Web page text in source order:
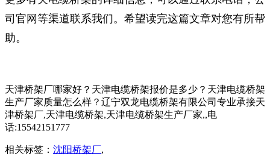
司官网等渠道联系我们。希望读完这篇文章对您有所帮
助。
天津桥架厂哪家好？天津电缆桥架报价是多少？天津电缆桥架
生产厂家质量怎么样？辽宁双龙电缆桥架有限公司专业承接天
津桥架厂,天津电缆桥架,天津电缆桥架生产厂家,,电
话:15542151777
相关标签： 沈阳桥架厂,